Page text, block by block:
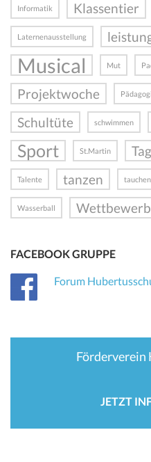
Informatik Klassentier
Laternenausstellung
Musical
Mut
Projektwoche
Pädagogi
Schultüte schwimmen
Sport
St.Martin
Talente tanzen tauchen
Wasserball Wettbewerb
FACEBOOK GRUPPE
Forum
Förderverein
JETZT